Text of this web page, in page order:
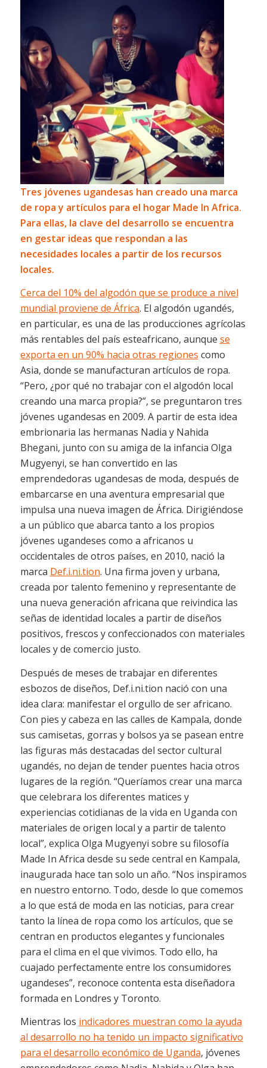
Tres jóvenes ugandesas han creado una marca
de ropa y artículos para el hogar Made In Africa.
Para ellas, la clave del desarrollo se encuentra
en gestar ideas que respondan a las
necesidades locales a partir de los recursos
locales.
Cerca del 10% del algodón que se produce a nivel
mundial proviene de África. El algodón ugandés,
en particular, es una de las producciones agrícolas
más rentables del país esteafricano, aunque se
exporta en un 90% hacia otras regiones como
Asia, donde se manufacturan artículos de ropa.
“Pero, ¿por qué no trabajar con el algodón local
creando una marca propia?”, se preguntaron tres
jóvenes ugandesas en 2009. A partir de esta idea
embrionaria las hermanas Nadia y Nahida
Bhegani, junto con su amiga de la infancia Olga
Mugyenyi, se han convertido en las
emprendedoras ugandesas de moda, después de
embarcarse en una aventura empresarial que
impulsa una nueva imagen de África. Dirigiéndose
a un público que abarca tanto a los propios
jóvenes ugandeses como a africanos u
occidentales de otros países, en 2010, nació la
marca Def.i.ni.tion. Una firma joven y urbana,
creada por talento femenino y representante de
una nueva generación africana que reivindica las
señas de identidad locales a partir de diseños
positivos, frescos y confeccionados con materiales
locales y de comercio justo.
Después de meses de trabajar en diferentes
esbozos de diseños, Def.i.ni.tion nació con una
idea clara: manifestar el orgullo de ser africano.
Con pies y cabeza en las calles de Kampala, donde
sus camisetas, gorras y bolsos ya se pasean entre
las figuras más destacadas del sector cultural
ugandés, no dejan de tender puentes hacia otros
lugares de la región. “Queríamos crear una marca
que celebrara los diferentes matices y
experiencias cotidianas de la vida en Uganda con
materiales de origen local y a partir de talento
local”, explica Olga Mugyenyi sobre su filosofía
Made In Africa desde su sede central en Kampala,
inaugurada hace tan solo un año. “Nos inspiramos
en nuestro entorno. Todo, desde lo que comemos
a lo que está de moda en las noticias, para crear
tanto la línea de ropa como los artículos, que se
centran en productos elegantes y funcionales
para el clima en el que vivimos. Todo ello, ha
cuajado perfectamente entre los consumidores
ugandeses”, reconoce contenta esta diseñadora
formada en Londres y Toronto.
Mientras los indicadores muestran como la ayuda
al desarrollo no ha tenido un impacto significativo
para el desarrollo económico de Uganda, jóvenes